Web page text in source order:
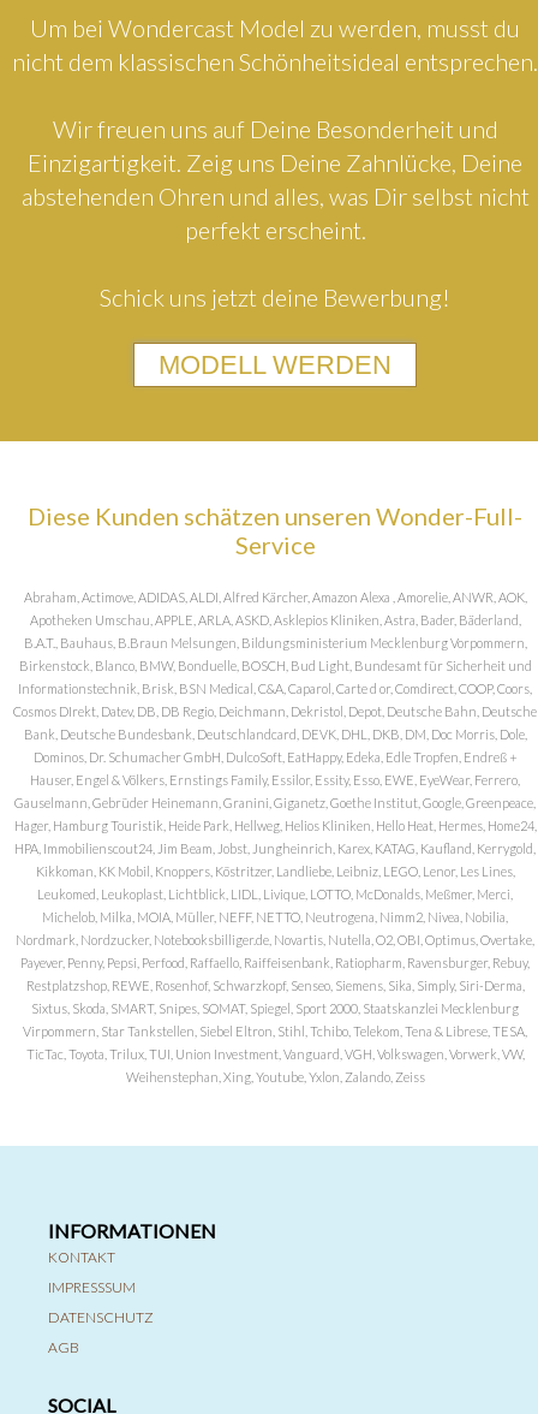
Um bei Wondercast Model zu werden, musst du
nicht dem klassischen Schönheitsideal entsprechen.
Wir freuen uns auf Deine Besonderheit und
Einzigartigkeit. Zeig uns Deine Zahnlücke, Deine
abstehenden Ohren und alles, was Dir selbst nicht
perfekt erscheint.
Schick uns jetzt deine Bewerbung!
MODELL WERDEN
Diese Kunden schätzen unseren Wonder-Full-
Service
Abraham, Actimove, ADIDAS, ALDI, Alfred Kärcher, Amazon Alexa , Amorelie, ANWR, AOK,
Apotheken Umschau, APPLE, ARLA, ASKD, Asklepios Kliniken, Astra, Bader, Bäderland,
B.A.T., Bauhaus, B.Braun Melsungen, Bildungsministerium Mecklenburg Vorpommern,
Birkenstock, Blanco, BMW, Bonduelle, BOSCH, Bud Light, Bundesamt für Sicherheit und
Informationstechnik, Brisk, BSN Medical, C&A, Caparol, Carte d or, Comdirect, COOP, Coors,
Cosmos DIrekt, Datev, DB, DB Regio, Deichmann, Dekristol, Depot, Deutsche Bahn, Deutsche
Bank, Deutsche Bundesbank, Deutschlandcard, DEVK, DHL, DKB, DM, Doc Morris, Dole,
Dominos, Dr. Schumacher GmbH, DulcoSoft, EatHappy, Edeka, Edle Tropfen, Endreß +
Hauser, Engel & Völkers, Ernstings Family, Essilor, Essity, Esso, EWE, EyeWear, Ferrero,
Gauselmann, Gebrüder Heinemann, Granini, Giganetz, Goethe Institut, Google, Greenpeace,
Hager, Hamburg Touristik, Heide Park, Hellweg, Helios Kliniken, Hello Heat, Hermes, Home24,
HPA, Immobilienscout24, Jim Beam, Jobst, Jungheinrich, Karex, KATAG, Kaufland, Kerrygold,
Kikkoman, KK Mobil, Knoppers, Köstritzer, Landliebe, Leibniz, LEGO, Lenor, Les Lines,
Leukomed, Leukoplast, Lichtblick, LIDL, Livique, LOTTO, McDonalds, Meßmer, Merci,
Michelob, Milka, MOIA, Müller, NEFF, NETTO, Neutrogena, Nimm2, Nivea, Nobilia,
Nordmark, Nordzucker, Notebooksbilliger.de, Novartis, Nutella, O2, OBI, Optimus, Overtake,
Payever, Penny, Pepsi, Perfood, Raffaello, Raiffeisenbank, Ratiopharm, Ravensburger, Rebuy,
Restplatzshop, REWE, Rosenhof, Schwarzkopf, Senseo, Siemens, Sika, Simply, Siri-Derma,
Sixtus, Skoda, SMART, Snipes, SOMAT, Spiegel, Sport 2000, Staatskanzlei Mecklenburg
Virpommern, Star Tankstellen, Siebel Eltron, Stihl, Tchibo, Telekom, Tena & Librese, TESA,
TicTac, Toyota, Trilux, TUI, Union Investment, Vanguard, VGH, Volkswagen, Vorwerk, VW,
Weihenstephan, Xing, Youtube, Yxlon, Zalando, Zeiss
INFORMATIONEN
KONTAKT
IMPRESSSUM
DATENSCHUTZ
AGB
SOCIAL